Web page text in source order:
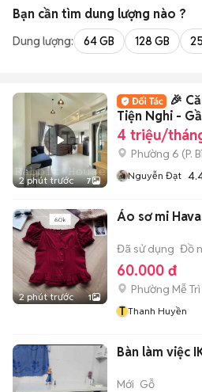
Bạn cần tìm dung lượng nào ?
Dung lượng: 64 GB 128 GB
2 phút trước 7
🎉
Tiện Nghi -
Công Lớn
4 triệu/
Phường 6 (P.
Nguyễn Đạt
2 phút trước 1
Áo sơ mi
Đã sử dụng Đồ
60.000 đ
Phường Mễ Trì
T Thanh Huyền
Bàn làm việc
Mới Gỗ